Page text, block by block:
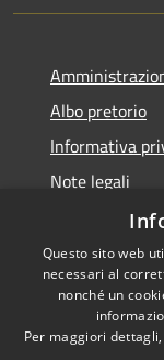
Albo pretorio
Informativa
Note legali
Dichiarazione
RSS
Accessibilità
Questo sito web
necessari al
nonché un
Per maggiori